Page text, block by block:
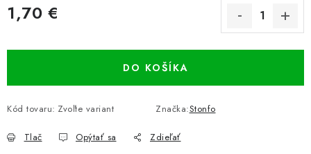
1,70 €
DO KOŠÍKA
Kód tovaru: Zvoľte variant Značka:Stonfo
Tlač Opýtať sa Zdieľať